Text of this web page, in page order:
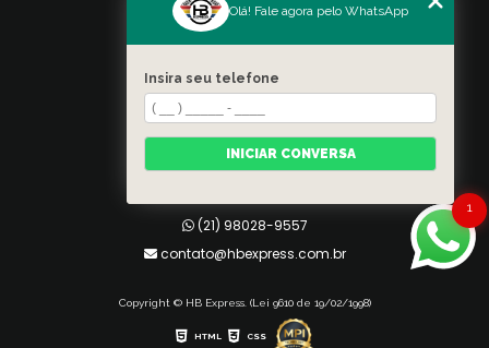
Categorias
Mapa do site
Contato
Taquara, Rio de Janeiro
(21) 98028-9557
(21) 98028-9557
contato@hbexpress.com.br
Copyright © HB Express. (Lei 9610 de 19/02/1998)
HTML CSS
1
Olá! Fale agora pelo WhatsApp
Insira seu telefone
INICIAR CONVERSA